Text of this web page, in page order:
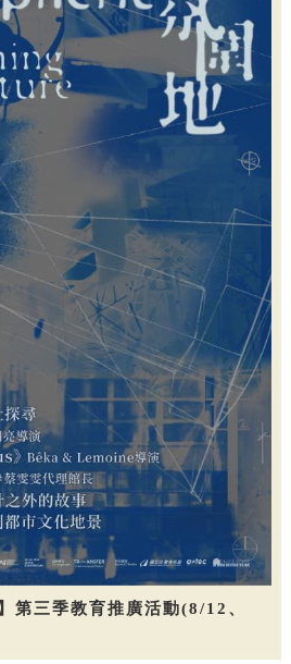
第三季教育推廣活動(8/12、